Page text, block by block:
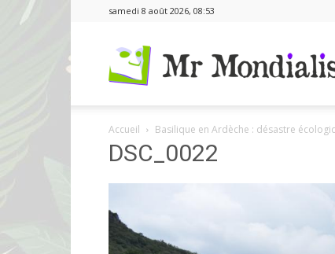
samedi 8 août 2026, 08:53
Accueil Basilique en Ardèche : désastre
DSC_0022